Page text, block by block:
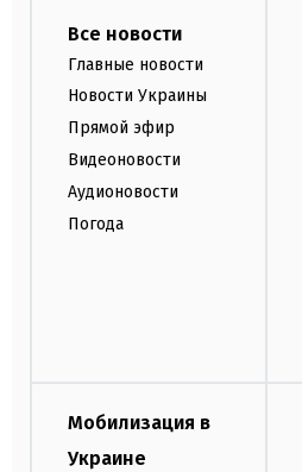
Все новости
Главные новости
Новости Украины
Прямой эфир
Видеоновости
Аудионовости
Погода
Мобилизация в
Украине